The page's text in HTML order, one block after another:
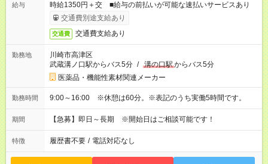
給与
時給1350円＋交 ■給与の前払いが可能な速払いサービスあり
交通費別途支給あり
交通費 交通費支給あり
勤務地
川崎市高津区
武蔵溝ノ口駅からバス5分 / 溝の口駅からバス5分
医薬品・機能性素材関連メーカー
勤務時間 9:00～16:00 ※休憩は60分。※表記のうち実働5時間です。
期間 【急募】即日～長期 ※開始日はご相談可能です！
特徴 履歴書不要 / 電話対応なし